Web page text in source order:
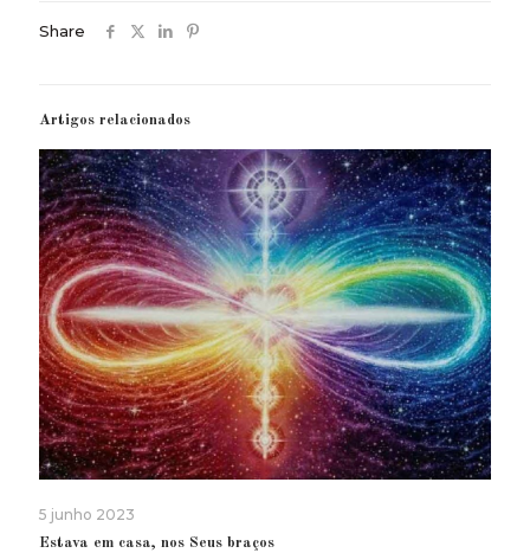
Share
Artigos relacionados
5 junho 2023
Estava em casa, nos Seus braços